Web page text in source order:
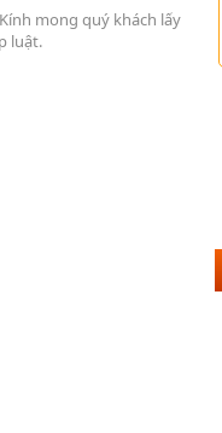
mong quý khách lấy
luật.